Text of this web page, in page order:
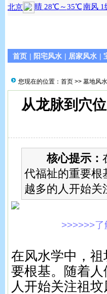
首页 | 阳宅风水 | 居家风水 |
您现在的位置： 首页 >> 墓地风水
从龙脉到穴
核心提示：
代福祉的重要根
越多的人开始关
>>>>>>
在风水学中，
要根基。随着
人开始关注祖